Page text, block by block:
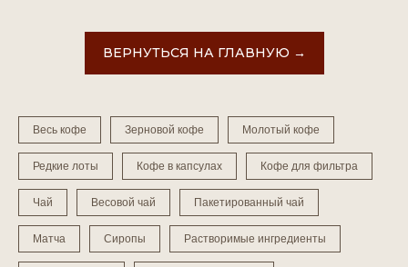
ВЕРНУТЬСЯ НА ГЛАВНУЮ →
Весь кофе Зерновой кофе Молотый кофе
Редкие лоты Кофе в капсулах Кофе для фильтра
Чай Весовой чай Пакетированный чай
Матча Сиропы Растворимые ингредиенты